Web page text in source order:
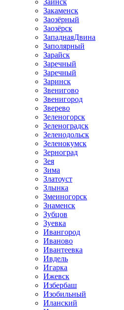
Заинск
Закаменск
Заозёрный
Заозёрск
ЗападнаяДвина
Заполярный
Зарайск
Заречный
Заречный
Заринск
Звенигово
Звенигород
Зверево
Зеленогорск
Зеленоградск
Зеленодольск
Зеленокумск
Зерноград
Зея
Зима
Златоуст
Злынка
Змеиногорск
Знаменск
Зубцов
Зуевка
Ивангород
Иваново
Ивантеевка
Ивдель
Игарка
Ижевск
Избербаш
Изобильный
Иланский